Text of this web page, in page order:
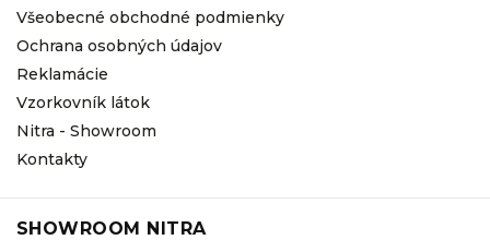
Všeobecné obchodné podmienky
Ochrana osobných údajov
Reklamácie
Vzorkovník látok
Nitra - Showroom
Kontakty
SHOWROOM NITRA